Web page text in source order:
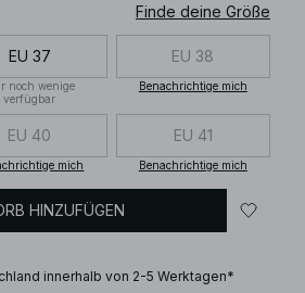
Finde deine Größe
EU 37
noch wenige
verfügbar
EU 38
Benachrichtige mich
EU 40
mich
EU 41
Benachrichtige mich
HINZUFÜGEN
innerhalb von 2-5 Werktagen*